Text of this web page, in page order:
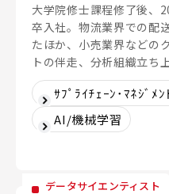
大学院修士課程修了後、
卒入社。物流業界での配
たほか、小売業界などの
トの伴走、分析組織立ち
ｻﾌﾟﾗｲﾁｪｰﾝ･ﾏﾈｼﾞﾒﾝ
AI/機械学習
データサイエンティスト